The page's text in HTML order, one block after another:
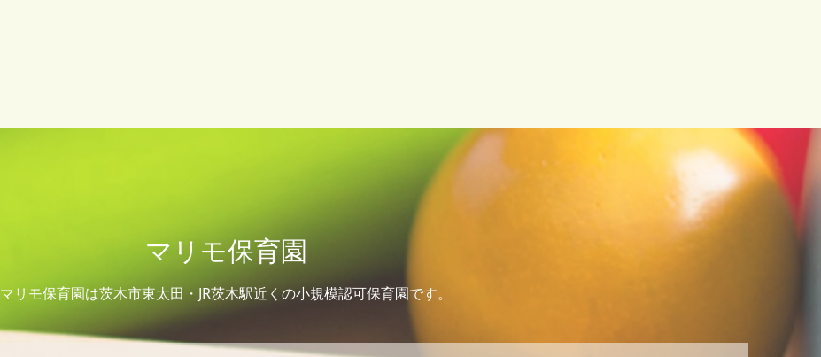
マリモ保育園
マリモ保育園は茨木市東太田・JR茨木駅近くの小規模認可保育園です。